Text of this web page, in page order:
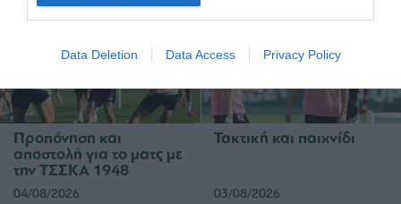
related to security, including authentication
functionality and fraud prevention, and other
Data Deletion Data Access Privacy Policy
Προπόνηση και
αποστολή για το ματς με
την ΤΣΣΚΑ 1948
04/08/2026
Τακτική και παιχνίδι
03/08/2026